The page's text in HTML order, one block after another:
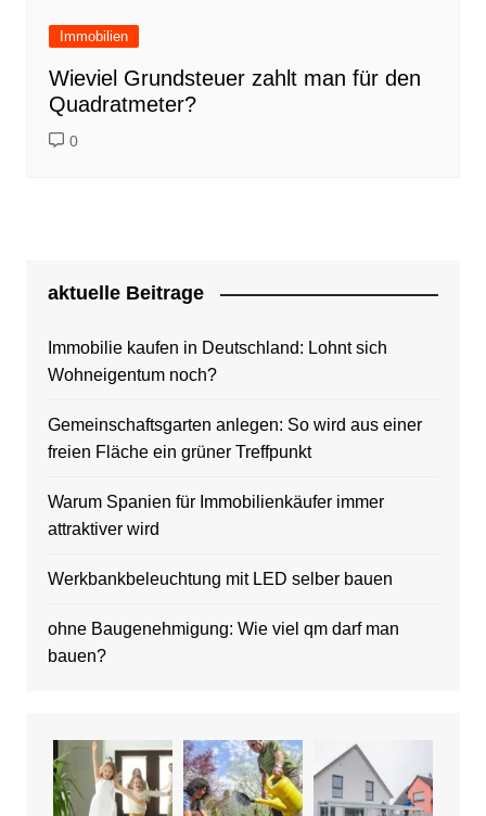
Immobilien
Wieviel Grundsteuer zahlt man für den
Quadratmeter?
0
aktuelle Beitrage
Immobilie kaufen in Deutschland: Lohnt sich
Wohneigentum noch?
Gemeinschaftsgarten anlegen: So wird aus einer
freien Fläche ein grüner Treffpunkt
Warum Spanien für Immobilienkäufer immer
attraktiver wird
Werkbankbeleuchtung mit LED selber bauen
ohne Baugenehmigung: Wie viel qm darf man
bauen?